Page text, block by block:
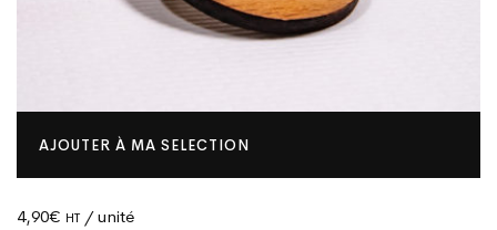
AJOUTER À MA SELECTION
4,90€ HT / unité